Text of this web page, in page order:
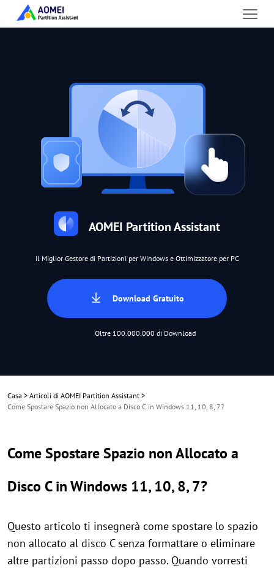
AOMEI Partition Assistant
Il Miglior Gestore di Partizioni per Windows e Ottimizzatore per PC
Download Gratuito
Oltre 100.000.000 di Download
Casa > Articoli di AOMEI Partition Assistant >
Come Spostare Spazio non Allocato a Disco C in Windows 11, 10, 8, 7?
Come Spostare Spazio non Allocato a
Disco C in Windows 11, 10, 8, 7?
Questo articolo ti insegnerà come spostare lo spazio
non allocato al disco C senza formattare o eliminare
altre partizioni passo dopo passo. Quando vorresti